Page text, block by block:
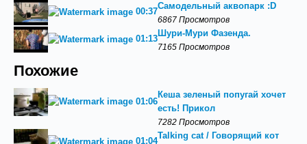
00:37
Самодельный аквопарк :D
6867 Просмотров
01:13
Шури-Мури Фазенда.
7165 Просмотров
Похожие
01:06
Кеша зеленый попугай хочет
есть! Прикол
7282 Просмотров
01:04
Talking cat / Говорящий кот